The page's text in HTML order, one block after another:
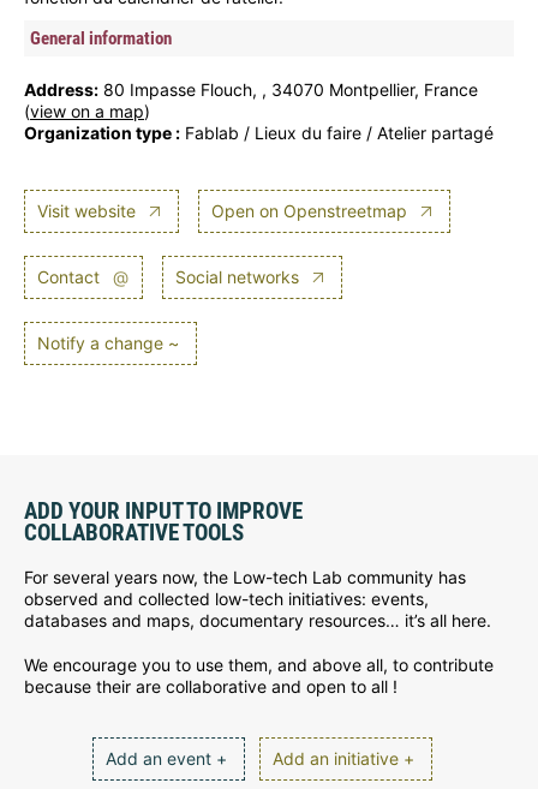
General information
Address: 80 Impasse Flouch, , 34070 Montpellier, France
(view on a map)
Organization type : Fablab / Lieux du faire / Atelier partagé
Visit website Open on Openstreetmap
Contact @ Social networks
Notify a change ~
ADD YOUR INPUT TO IMPROVE
COLLABORATIVE TOOLS
For several years now, the Low-tech Lab community has
observed and collected low-tech initiatives: events,
databases and maps, documentary resources… it’s all here.
We encourage you to use them, and above all, to contribute
because their are collaborative and open to all !
Add an event + Add an initiative +